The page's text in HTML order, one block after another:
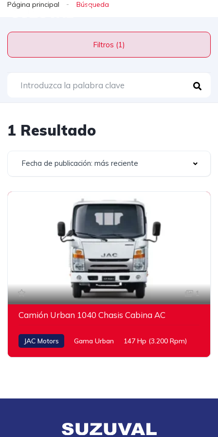
Página principal
Filtros (1)
1 Resultado
Fecha de publicación: más reciente
1
Camión Urban 1040 Chasis Cabina AC
JAC Motors Gama Urban 147 Hp (3.200 Rpm)